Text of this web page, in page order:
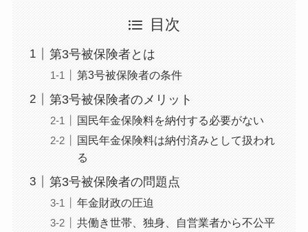
目次
第3号被保険者とは
第3号被保険者の条件
第3号被保険者のメリット
国民年金保険料を納付する必要がない
国民年金保険料は納付済みとして扱われ
る
第3号被保険者の問題点
年金財政の圧迫
共働き世帯、独身、自営業者から不公平